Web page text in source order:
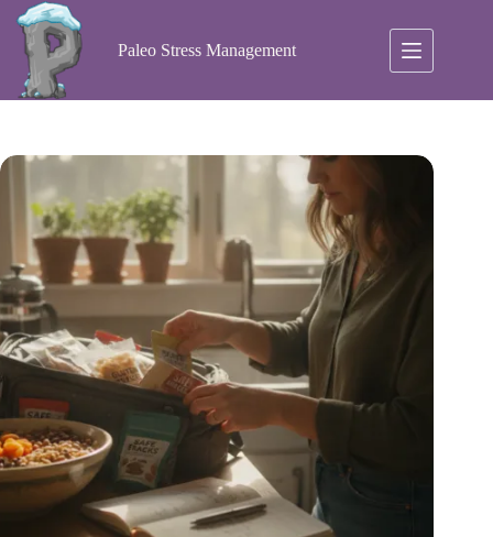
naar
inhoud
Paleo Stress Management